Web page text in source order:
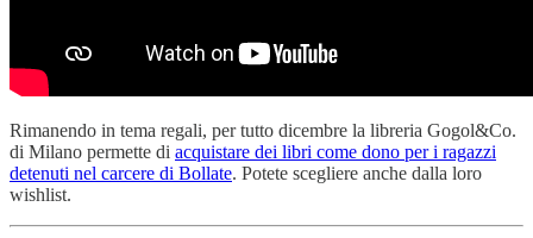
Rimanendo in tema regali, per tutto dicembre la libreria Gogol&Co.
di Milano permette di acquistare dei libri come dono per i ragazzi
detenuti nel carcere di Bollate. Potete scegliere anche dalla loro
wishlist.